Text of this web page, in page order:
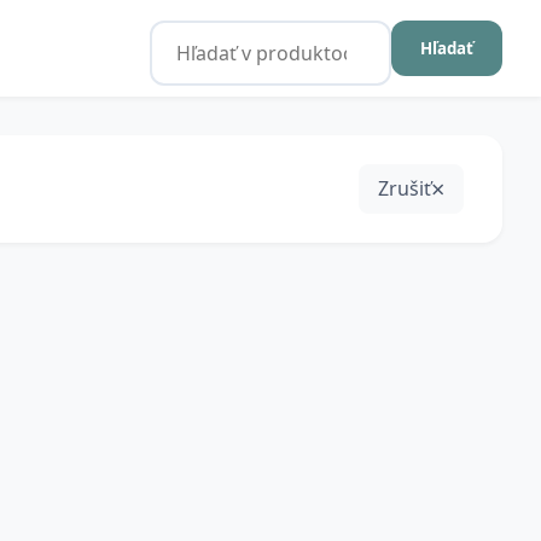
Hľadať
Zrušiť